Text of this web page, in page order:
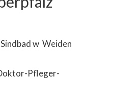
w Weiden
Pfleger-